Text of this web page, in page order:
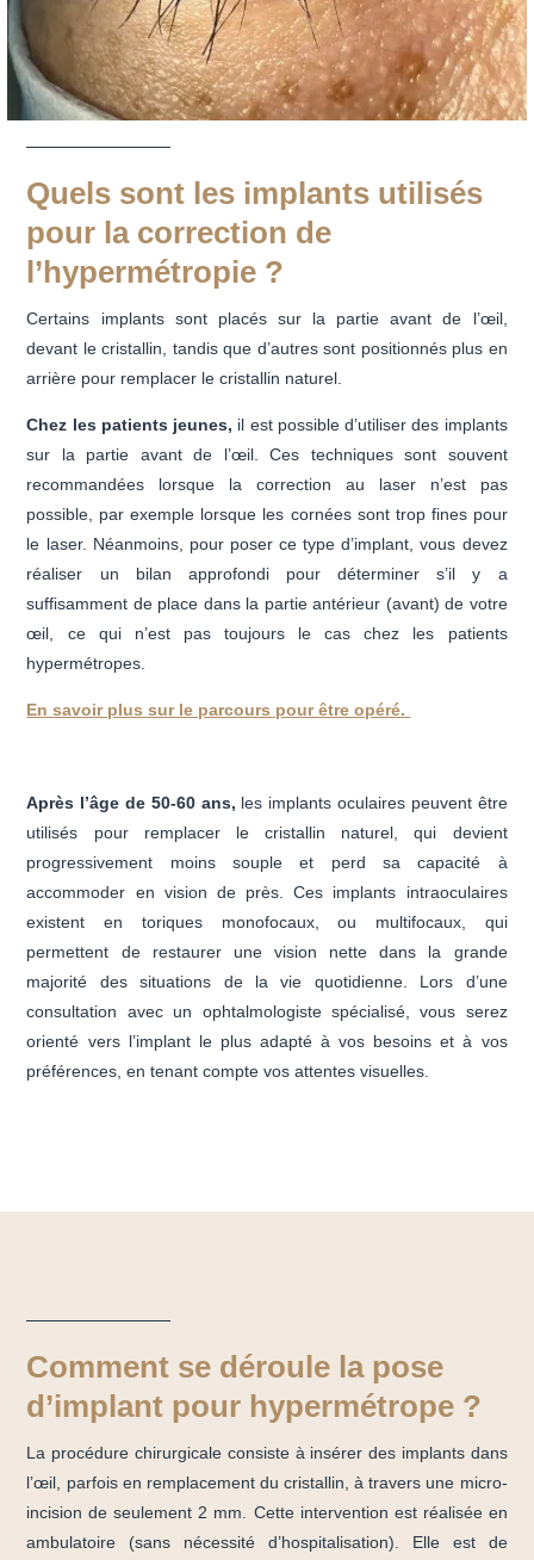
Quels sont les implants utilisés
pour la correction de
l’hypermétropie ?
Certains implants sont placés sur la partie avant de l’œil,
devant le cristallin, tandis que d’autres sont positionnés plus en
arrière pour remplacer le cristallin naturel.
Chez les patients jeunes, il est possible d’utiliser des implants
sur la partie avant de l’œil. Ces techniques sont souvent
recommandées lorsque la correction au laser n’est pas
possible, par exemple lorsque les cornées sont trop fines pour
le laser. Néanmoins, pour poser ce type d’implant, vous devez
réaliser un bilan approfondi pour déterminer s’il y a
suffisamment de place dans la partie antérieur (avant) de votre
œil, ce qui n’est pas toujours le cas chez les patients
hypermétropes.
En savoir plus sur le parcours pour être opéré.
Après l’âge de 50-60 ans, les implants oculaires peuvent être
utilisés pour remplacer le cristallin naturel, qui devient
progressivement moins souple et perd sa capacité à
accommoder en vision de près. Ces implants intraoculaires
existent en toriques monofocaux, ou multifocaux, qui
permettent de restaurer une vision nette dans la grande
majorité des situations de la vie quotidienne. Lors d’une
consultation avec un ophtalmologiste spécialisé, vous serez
orienté vers l’implant le plus adapté à vos besoins et à vos
préférences, en tenant compte vos attentes visuelles.
Comment se déroule la pose
d’implant pour hypermétrope ?
La procédure chirurgicale consiste à insérer des implants dans
l’œil, parfois en remplacement du cristallin, à travers une micro-
incision de seulement 2 mm. Cette intervention est réalisée en
ambulatoire (sans nécessité d’hospitalisation). Elle est de